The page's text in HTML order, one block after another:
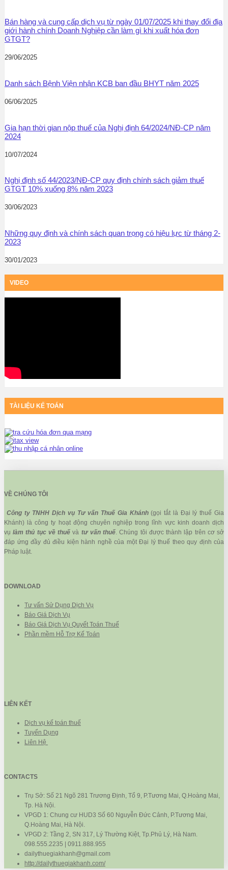
Bán hàng và cung cấp dịch vụ từ ngày 01/07/2025 khi thay đổi địa
giới hành chính Doanh Nghiệp cần làm gì khi xuất hóa đơn
GTGT?
29/06/2025
Danh sách Bệnh Viện nhận KCB ban đầu BHYT năm 2025
06/06/2025
Gia hạn thời gian nộp thuế của Nghị định 64/2024/NĐ-CP năm
2024
10/07/2024
Nghị định số 44/2023/NĐ-CP quy định chính sách giảm thuế
GTGT 10% xuống 8% năm 2023
30/06/2023
Những quy định và chính sách quan trọng có hiệu lực từ tháng 2-
2023
30/01/2023
VIDEO
TÀI LIỆU KẾ TOÁN
VỀ CHÚNG TÔI
Công ty TNHH Dịch vụ Tư vấn Thuế Gia Khánh(gọi tắt là Đại lý thuế Gia
Khánh) là công ty hoạt động chuyên nghiệp trong lĩnh vực kinh doanh dịch
vụlàm thủ tục về thuế và tư vấn thuế. Chúng tôi được thành lập trên cơ sở
đáp ứng đầy đủ điều kiện hành nghề của một Đại lý thuế theo quy định của
Pháp luật.
DOWNLOAD
Tư vấn Sử Dụng Dịch Vụ
Báo Giá Dịch Vụ
Báo Giá Dịch Vụ Quyết Toán Thuế
Phần mềm Hỗ Trợ Kế Toán
LIÊN KẾT
Dịch vụ kế toán thuế
Tuyển Dụng
Liên Hệ
CONTACTS
Trụ Sở: Số 21 Ngõ 281 Trương Định, Tổ 9, P.Tương Mai, Q.Hoàng Mai,
Tp. Hà Nội.
VPGD 1: Chung cư HUD3 Số 60 Nguyễn Đức Cảnh, P.Tương Mai,
Q.Hoàng Mai, Hà Nội.
VPGD 2: Tầng 2, SN 317, Lý Thường Kiệt, Tp.Phủ Lý, Hà Nam.
098.555.2235 | 0911.888.955
dailythuegiakhanh@gmail.com
http://dailythuegiakhanh.com/